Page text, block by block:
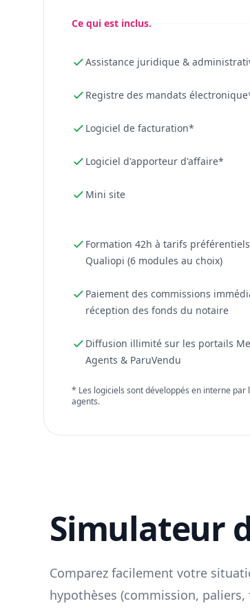
Ce qui est inclus.
Assistance juridique &
Registre des mandats
Logiciel de facturation*
Logiciel d'apporteur d'affaire*
Mini site
Formation 42h à tarifs
Qualiopi (6 modules au choix)
Paiement des commissions
réception des fonds du notaire
Diffusion illimité sur les portails
Agents & ParuVendu
* Les logiciels sont développés en interne par
agents.
Simulateur
Comparez facilement votre
hypothèses (commission,